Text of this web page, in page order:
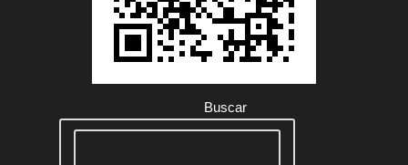
Buscar